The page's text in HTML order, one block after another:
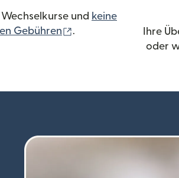
und keine
Gebühren
(wird in einem neuen
.
Ihre
oder